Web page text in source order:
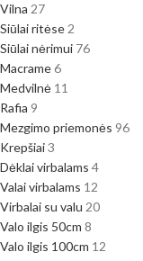
Vilna 27
Siūlai ritėse 2
Siūlai nėrimui 76
Macrame6
Medvilnė 11
Rafia 9
Mezgimo priemonės 96
Krepšiai3
Dėklai virbalams 4
Valai virbalams 12
Virbalai su valu 20
Valo ilgis 50cm 8
Valo ilgis 100cm 12